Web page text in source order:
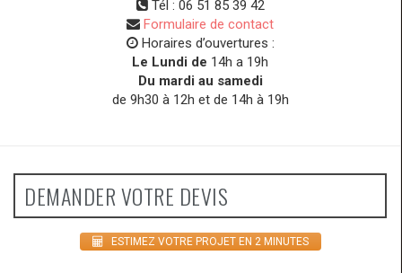
Tél : 06 51 85 39 42
Formulaire de contact
Horaires d’ouvertures :
Le Lundi de 14h a 19h
Du mardi au samedi
de 9h30 à 12h et de 14h à 19h
DEMANDER VOTRE DEVIS
ESTIMEZ VOTRE PROJET EN 2 MINUTES